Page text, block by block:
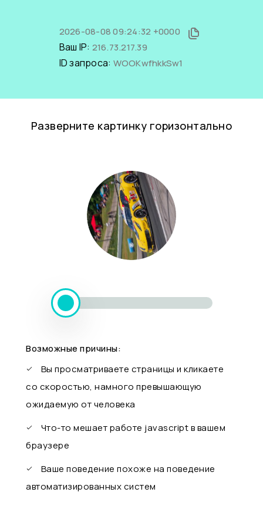
2026-08-08 09:24:32 +0000
Ваш IP: 216.73.217.39
ID запроса: WOOKwfhkkSw1
Разверните картинку горизонтально
Возможные причины:
Вы просматриваете страницы и кликаете
со скоростью, намного превышающую
ожидаемую от человека
Что-то мешает работе javascript в вашем
браузере
Ваше поведение похоже на поведение
автоматизированных систем